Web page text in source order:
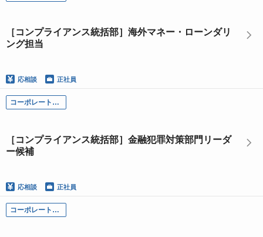
［コンプライアンス統括部］海外マネー・ローンダリ
ング担当
応相談 正社員
コーポレート部門
［コンプライアンス統括部］金融犯罪対策部門リーダ
ー候補
応相談 正社員
コーポレート部門